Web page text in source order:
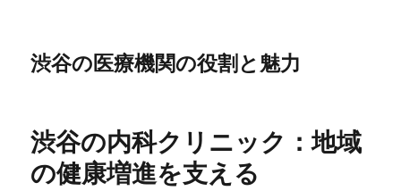
渋谷の医療機関の役割と魅力
渋谷の内科クリニック：地域
の健康増進を支える